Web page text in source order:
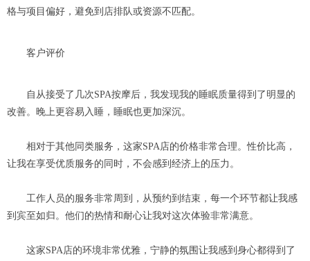
格与项目偏好，避免到店排队或资源不匹配。
客户评价
自从接受了几次SPA按摩后，我发现我的睡眠质量得到了明显的
改善。晚上更容易入睡，睡眠也更加深沉。
相对于其他同类服务，这家SPA店的价格非常合理。性价比高，
让我在享受优质服务的同时，不会感到经济上的压力。
工作人员的服务非常周到，从预约到结束，每一个环节都让我感
到宾至如归。他们的热情和耐心让我对这次体验非常满意。
这家SPA店的环境非常优雅，宁静的氛围让我感到身心都得到了